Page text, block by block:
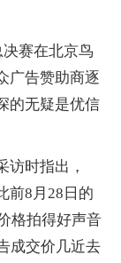
赛在北京鸟
广告赞助商逐
的无疑是优信
访时指出，
前8月28日的
格拍得好声音
成交价几近去